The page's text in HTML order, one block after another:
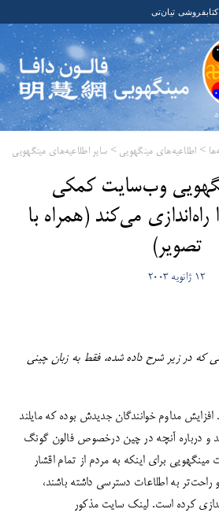
کتابفروشی تیان‌تی
> اطلاعیه‌های مینگهویی > سایر اطلاعیه‌های مینگهویی
وب‌سایت کمکی
می‌کند (همراه با
تصویر)
12 ژانویه 2003
که در زیر شرح داده شده، فقط به‌ زبان چینی
شاهد افزایش مداوم خوانندگان جدیدش بوده که مایلند
و درباره آنچه در چین درخصوص فالون گونگ
مینگهویی برای اینکه به مردم از تمام اقشار
به اطلاعات دسترسی داشته باشند،
کرده است. لینک سایت مذکور